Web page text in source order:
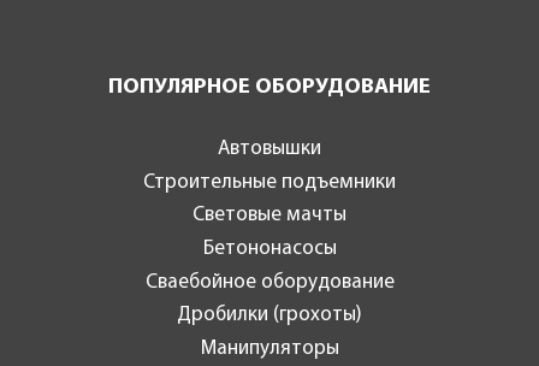
ПОПУЛЯРНОЕ ОБОРУДОВАНИЕ
Автовышки
Строительные подъемники
Световые мачты
Бетононасосы
Сваебойное оборудование
Дробилки (грохоты)
Манипуляторы